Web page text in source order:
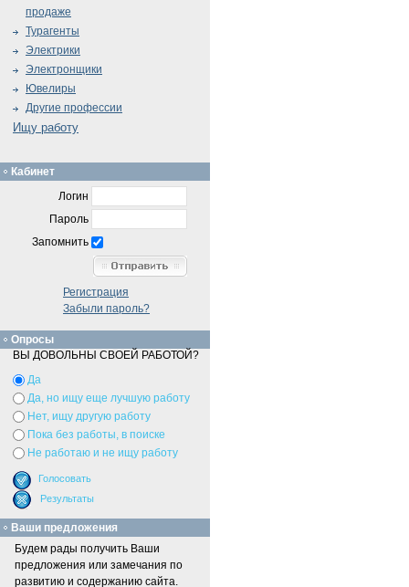
продаже
Турагенты
Электрики
Электронщики
Ювелиры
Другие профессии
Ищу работу
Кабинет
Логин
Пароль
Запомнить
Регистрация
Забыли пароль?
Опросы
ВЫ ДОВОЛЬНЫ СВОЕЙ РАБОТОЙ?
Да
Да, но ищу еще лучшую работу
Нет, ищу другую работу
Пока без работы, в поиске
Не работаю и не ищу работу
Ваши предложения
Будем рады получить Ваши
предложения или замечания по
развитию и содержанию сайта.